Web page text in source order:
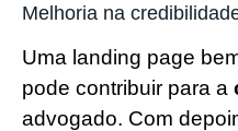
Melhoria na
Uma landing page
pode contribuir para a
advogado. Com